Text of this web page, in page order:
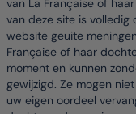
van La Française of
van deze site is volledig
website geuite
Française of haar
moment en kunnen
gewijzigd. Ze mogen
uw eigen oordeel